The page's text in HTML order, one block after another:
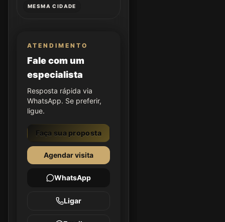
MESMA CIDADE
ATENDIMENTO
Fale com um
especialista
Resposta rápida via
WhatsApp. Se preferir,
ligue.
Faça sua proposta
Agendar visita
WhatsApp
Ligar